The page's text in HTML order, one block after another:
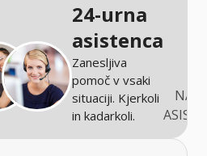
24-urna
asistenca
Zanesljiva
pomoč v vsaki
situaciji. Kjerkoli
in kadarkoli.